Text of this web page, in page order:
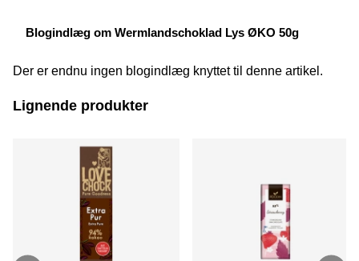
Blogindlæg om Wermlandschoklad Lys ØKO 50g
Der er endnu ingen blogindlæg knyttet til denne artikel.
Lignende produkter